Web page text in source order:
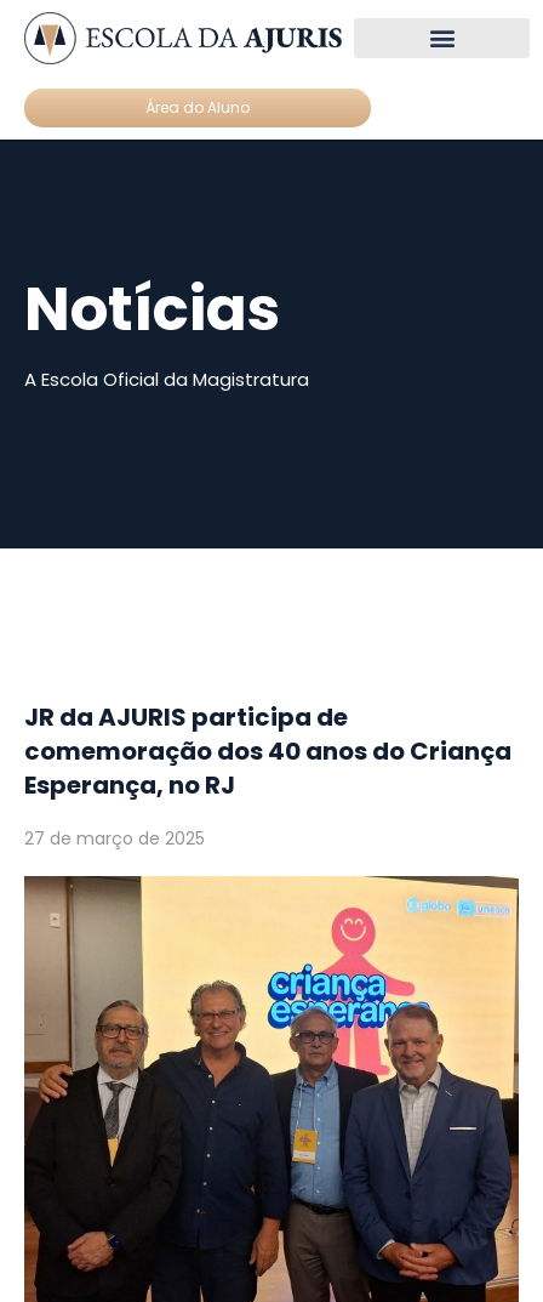
Área do Aluno
Notícias
A Escola Oficial da Magistratura
JR da AJURIS participa de
comemoração dos 40 anos do Criança
Esperança, no RJ
27 de março de 2025